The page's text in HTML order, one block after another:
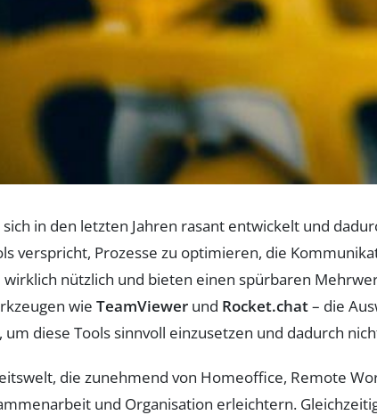
in den letzten Jahren rasant entwickelt und
verspricht, Prozesse zu optimieren, die
nützlich und bieten einen spürbaren
wie TeamViewer und Rocket.chat– die
diese Tools sinnvoll einzusetzen und dadurch
die zunehmend von Homeoffice, Remote
und Organisation erleichtern.